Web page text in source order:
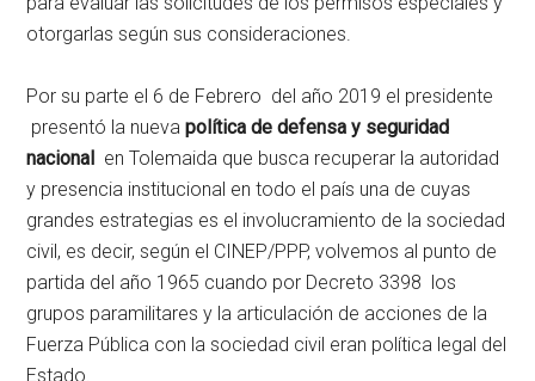
otorgarlas según sus consideraciones.
Por su parte el 6 de Febrero del año 2019 el presidente
presentó la nuevapolítica de defensa y seguridad
nacional en Tolemaida que busca recuperar la autoridad
y presencia institucional en todo el país una de cuyas
grandes estrategias es el involucramiento de la sociedad
civil, es decir, según el CINEP/PPP, volvemos al punto de
partida del año 1965 cuando por Decreto 3398 los
grupos paramilitares y la articulación de acciones de la
Fuerza Pública con la sociedad civil eran política legal del
Estado.